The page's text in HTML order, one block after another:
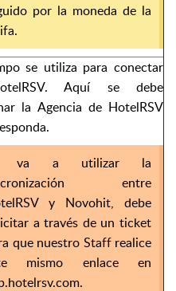
por la moneda de la
se utiliza para conectar
Aquí se debe
la Agencia de HotelRSV
va a utilizar la
entre
y Novohit, debe
a través de un ticket
que nuestro Staff realice
mismo enlace en